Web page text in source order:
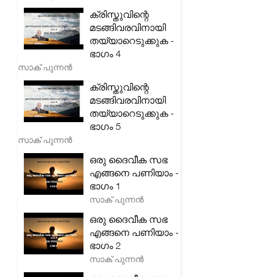
ക്രിസ്തുവിന്റെ
മടങ്ങിവരവിനായി
തയ്യാറെടുക്കുക -
ഭാഗം 4
സാക് പുന്നൻ
ക്രിസ്തുവിന്റെ
മടങ്ങിവരവിനായി
തയ്യാറെടുക്കുക -
ഭാഗം 5
സാക് പുന്നൻ
ഒരു ദൈവീക സഭ
എങ്ങനെ പണിയാം -
ഭാഗം 1
സാക് പുന്നൻ
ഒരു ദൈവീക സഭ
എങ്ങനെ പണിയാം -
ഭാഗം 2
സാക് പുന്നൻ